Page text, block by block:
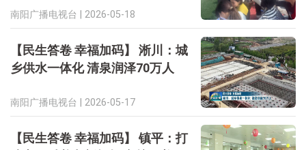
南阳广播电视台 | 2026-05-18
【民生答卷 幸福加码】 淅川：城
乡供水一体化 清泉润泽70万人
南阳广播电视台 | 2026-05-17
【民生答卷 幸福加码】 镇平：打